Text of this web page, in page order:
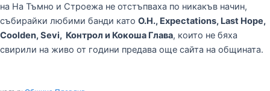
на На Тъмно и Строежа не отстъпваха по никакъв начин,
събирайки любими банди като O.H., Expectations, Last Hope,
Coolden, Sevi, Контрол и Кокоша Глава, които не бяха
свирили на живо от години предава още сайта на общината.